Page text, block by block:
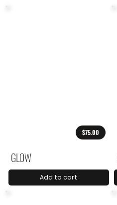
$75.00
GLOW
Add to cart